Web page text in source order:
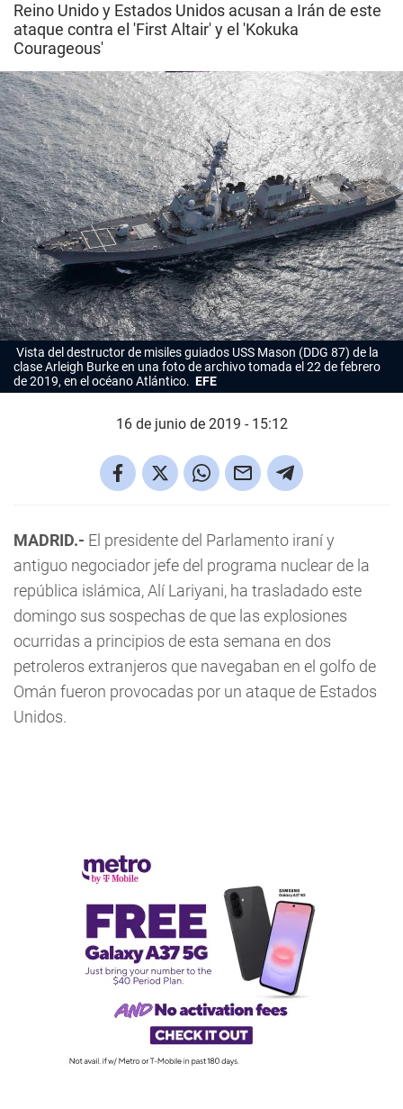
Reino Unido y Estados Unidos acusan a Irán de este
ataque contra el 'First Altair' y el 'Kokuka
Courageous'
Vista del destructor de misiles guiados USS Mason (DDG 87) de la
clase Arleigh Burke en una foto de archivo tomada el 22 de febrero
de 2019, en el océano Atlántico. EFE
16 de junio de 2019 - 15:12
MADRID.- El presidente del Parlamento iraní y
antiguo negociador jefe del programa nuclear de la
república islámica, Alí Lariyani, ha trasladado este
domingo sus sospechas de que las explosiones
ocurridas a principios de esta semana en dos
petroleros extranjeros que navegaban en el golfo de
Omán fueron provocadas por un ataque de Estados
Unidos.